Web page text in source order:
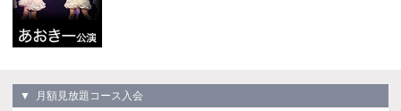
▼ 月額見放題コース入会